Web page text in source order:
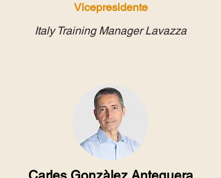
Vicepresidente
Italy Training Manager Lavazza